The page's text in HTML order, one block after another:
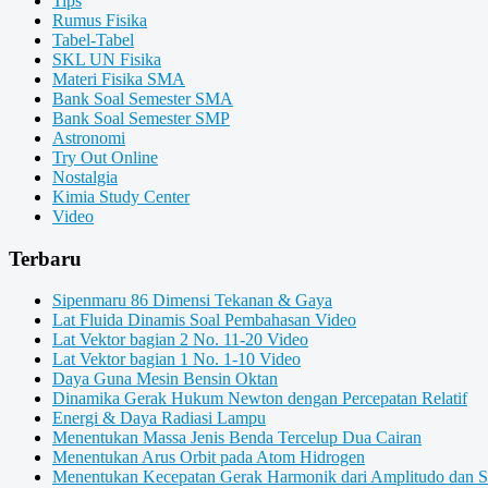
Rumus Fisika
Tabel-Tabel
SKL UN Fisika
Materi Fisika SMA
Bank Soal Semester SMA
Bank Soal Semester SMP
Astronomi
Try Out Online
Nostalgia
Kimia Study Center
Video
Terbaru
Sipenmaru 86 Dimensi Tekanan & Gaya
Lat Fluida Dinamis Soal Pembahasan Video
Lat Vektor bagian 2 No. 11-20 Video
Lat Vektor bagian 1 No. 1-10 Video
Daya Guna Mesin Bensin Oktan
Dinamika Gerak Hukum Newton dengan Percepatan Relatif
Energi & Daya Radiasi Lampu
Menentukan Massa Jenis Benda Tercelup Dua Cairan
Menentukan Arus Orbit pada Atom Hidrogen
Menentukan Kecepatan Gerak Harmonik dari Amplitudo dan